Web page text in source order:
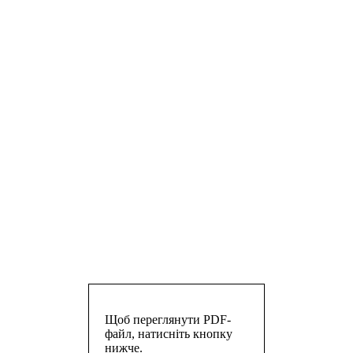
Щоб переглянути PDF-
файл, натисніть кнопку
нижче.